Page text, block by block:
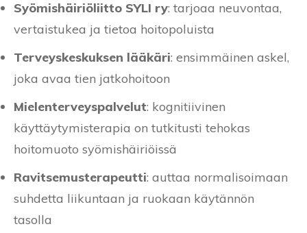
Syömishäiriöliitto SYLI ry: tarjoaa neuvontaa,
vertaistukea ja tietoa hoitopoluista
Terveyskeskuksen lääkäri: ensimmäinen askel,
joka avaa tien jatkohoitoon
Mielenterveyspalvelut: kognitiivinen
käyttäytymisterapia on tutkitusti tehokas
hoitomuoto syömishäiriöissä
Ravitsemusterapeutti: auttaa normalisoimaan
suhdetta liikuntaan ja ruokaan käytännön
tasolla